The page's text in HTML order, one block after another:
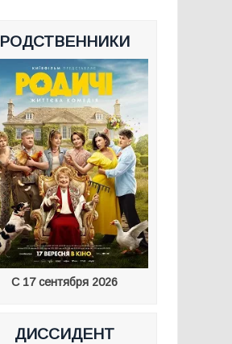
РОДСТВЕННИКИ
С 17 сентября 2026
ДИССИДЕНТ